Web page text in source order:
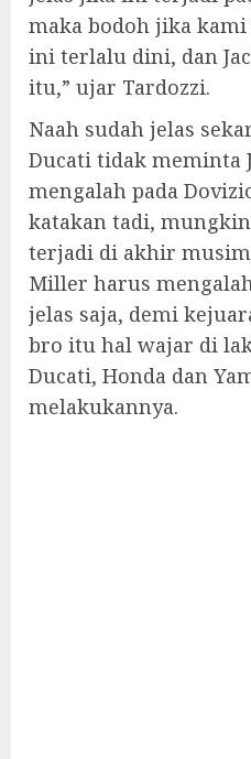
maka bodoh jika
ini terlalu dini, dan
itu,” ujar Tardozzi.
Naah sudah jelas
Ducati tidak meminta
mengalah pada
katakan tadi,
terjadi di akhir
Miller harus
jelas saja, demi
bro itu hal wajar di
Ducati, Honda dan
melakukannya.